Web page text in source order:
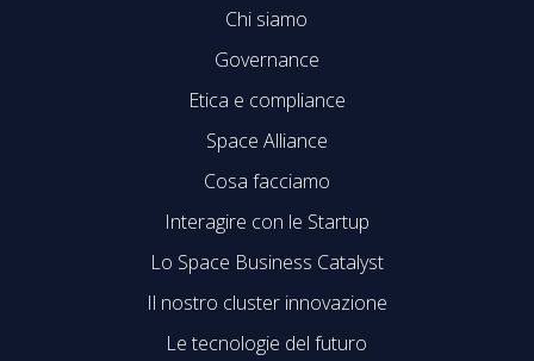
Chi siamo
Governance
Etica e compliance
Space Alliance
Cosa facciamo
Interagire con le Startup
Lo Space Business Catalyst
Il nostro cluster innovazione
Le tecnologie del futuro